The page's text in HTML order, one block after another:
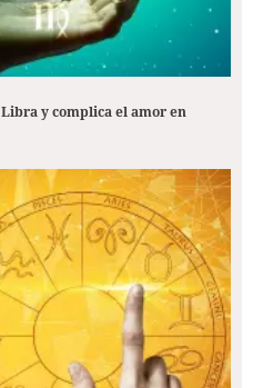
y complica el amor en